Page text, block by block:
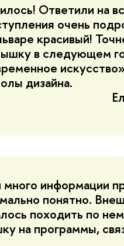
Ответили на
очень
красивый!
в следующем
дизайна.
информации
понятно.
походить по
на программы,